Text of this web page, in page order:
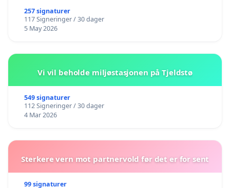
257 signaturer
117 Signeringer / 30 dager
5 May 2026
Vi vil beholde miljøstasjonen på Tjeldstø
549 signaturer
112 Signeringer / 30 dager
4 Mar 2026
Sterkere vern mot partnervold før det er for sent
99 signaturer